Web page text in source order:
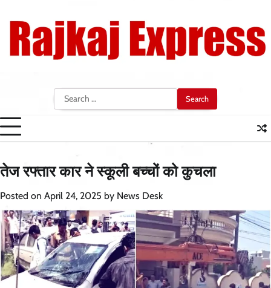
content
Search
for:
तेज रफ्तार कार ने स्कूली बच्चों को कुचला
Posted on April 24, 2025 by News Desk